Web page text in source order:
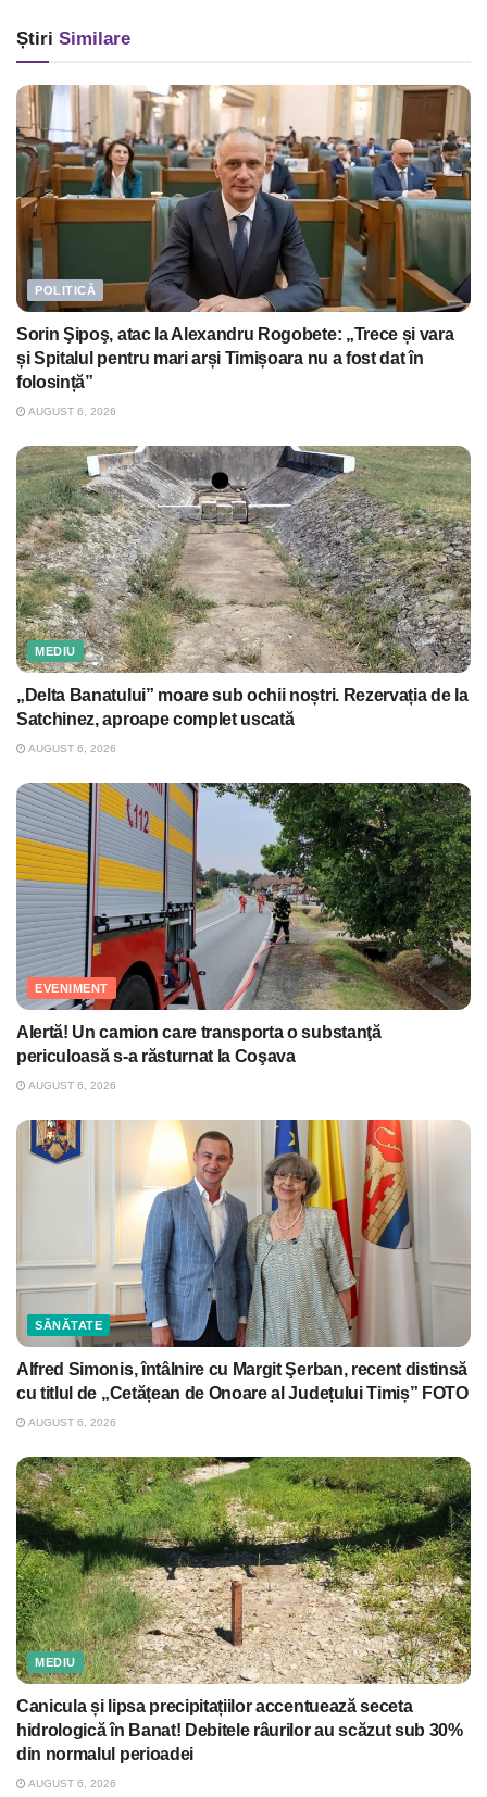
Știri Similare
POLITICĂ
Sorin Şipoş, atac la Alexandru Rogobete: „Trece și vara
și Spitalul pentru mari arși Timișoara nu a fost dat în
folosință”
AUGUST 6, 2026
MEDIU
„Delta Banatului” moare sub ochii noștri. Rezervația de la
Satchinez, aproape complet uscată
AUGUST 6, 2026
EVENIMENT
Alertă! Un camion care transporta o substanţă
periculoasă s-a răsturnat la Coşava
AUGUST 6, 2026
SĂNĂTATE
Alfred Simonis, întâlnire cu Margit Şerban, recent distinsă
cu titlul de „Cetățean de Onoare al Județului Timiș” FOTO
AUGUST 6, 2026
MEDIU
Canicula și lipsa precipitațiilor accentuează seceta
hidrologică în Banat! Debitele râurilor au scăzut sub 30%
din normalul perioadei
AUGUST 6, 2026